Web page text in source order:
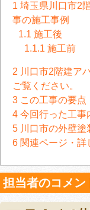
1 埼玉県川口市2
事の施工事例
1.1 施工後
1.1.1 施工前
2 川口市2階建ア
ご覧ください。
3 この工事の要点
4 今回行った工事
5 川口市の外壁
6 関連ページ・詳
担当者のコメン